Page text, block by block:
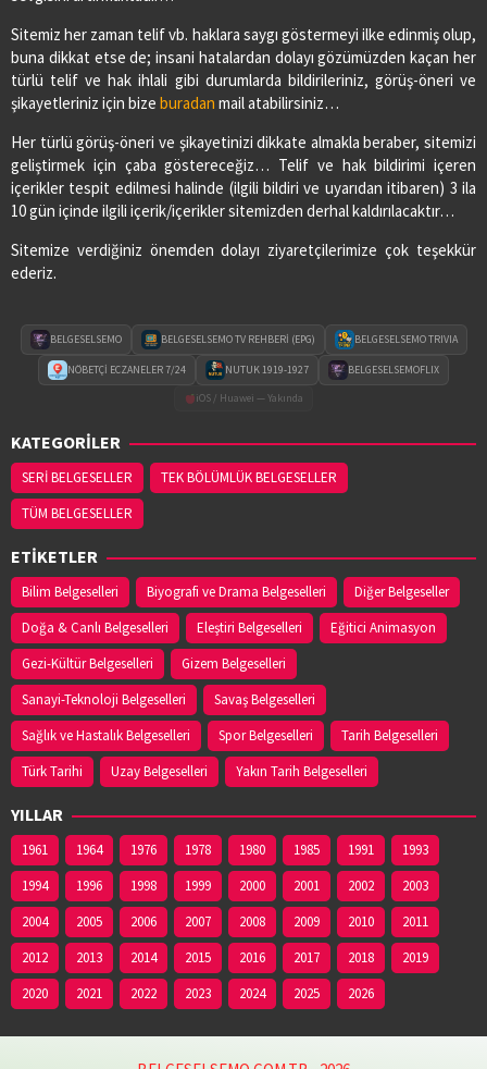
Sitemiz her zaman telif vb. haklara saygı göstermeyi ilke edinmiş olup,
buna dikkat etse de; insani hatalardan dolayı gözümüzden kaçan her
türlü telif ve hak ihlali gibi durumlarda bildirileriniz, görüş-öneri ve
şikayetleriniz için bize buradan mail atabilirsiniz…
Her türlü görüş-öneri ve şikayetinizi dikkate almakla beraber, sitemizi
geliştirmek için çaba göstereceğiz… Telif ve hak bildirimi içeren
içerikler tespit edilmesi halinde (ilgili bildiri ve uyarıdan itibaren) 3 ila
10 gün içinde ilgili içerik/içerikler sitemizden derhal kaldırılacaktır…
Sitemize verdiğiniz önemden dolayı ziyaretçilerimize çok teşekkür
ederiz.
BELGESELSEMO BELGESELSEMO TV REHBERİ (EPG) BELGESELSEMO TRIVIA
NÖBETÇİ ECZANELER 7/24 NUTUK 1919-1927
BELGESELSEMOFLIX
iOS / Huawei — Yakında
KATEGORİLER
SERİ BELGESELLER
TEK BÖLÜMLÜK BELGESELLER
TÜM BELGESELLER
ETİKETLER
Bilim Belgeselleri Biyografi ve Drama Belgeselleri
Diğer Belgeseller
Doğa & Canlı Belgeselleri
Eleştiri Belgeselleri
Eğitici Animasyon
Gezi-Kültür Belgeselleri
Gizem Belgeselleri
Sanayi-Teknoloji Belgeselleri
Savaş Belgeselleri
Sağlık ve Hastalık Belgeselleri
Spor Belgeselleri
Tarih Belgeselleri
Türk Tarihi
Uzay Belgeselleri Yakın Tarih Belgeselleri
YILLAR
1961 1964 1976 1978 1980 1985 1991
1993
1994
1996 1998 1999 2000 2001 2002
2003
2004
2005 2006 2007 2008 2009 2010
2011
2012
2013 2014 2015 2016 2017 2018
2019
2020
2021 2022 2023 2024 2025 2026